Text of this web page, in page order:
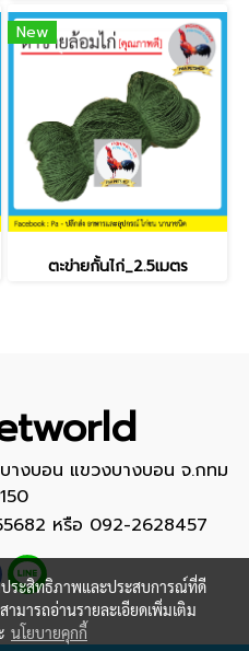
New
ตะข่ายกั้นไก่_2.5เมตร
างบอน แขวงบางบอน จ.กทม
หรือ 092-2628457
ประสิทธิภาพและประสบการณ์ที่ดี
ามารถอ่านรายละเอียดเพิ่มเติม
นโยบายคุกกี้